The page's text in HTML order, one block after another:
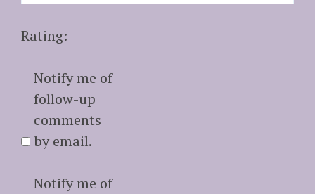
Rating:
Notify me of
follow-up
comments
by email.
Notify me of